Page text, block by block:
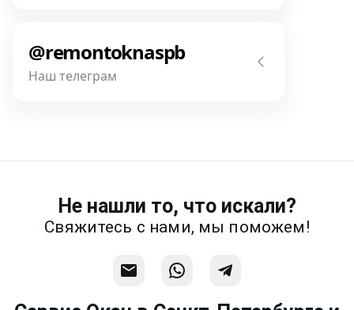
фотографии, размеры и пр.
@remontoknaspb
Наш телеграм
Связаться
Не нашли то, что искали?
Свяжитесь с нами, мы поможем!